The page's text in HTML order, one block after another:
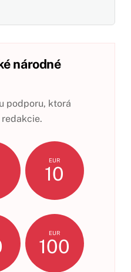
národné
podporu, ktorá
EUR
10
EUR
100